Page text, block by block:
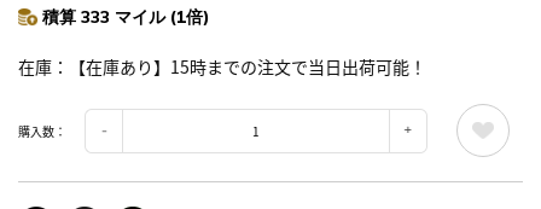
積算 333 マイル (1倍)
在庫 【在庫あり】15時までの注文で当日出荷可能！
購入数：